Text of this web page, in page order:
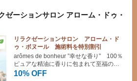
リラクゼーションサロン アローム・ド
ゥ・ボヌール 施術料を特別割引
10% OFF
arômes de bonheur ”幸せな香り” 100％
ピュアな精油に香りに包まれて至福の時
間をお過ごしください。